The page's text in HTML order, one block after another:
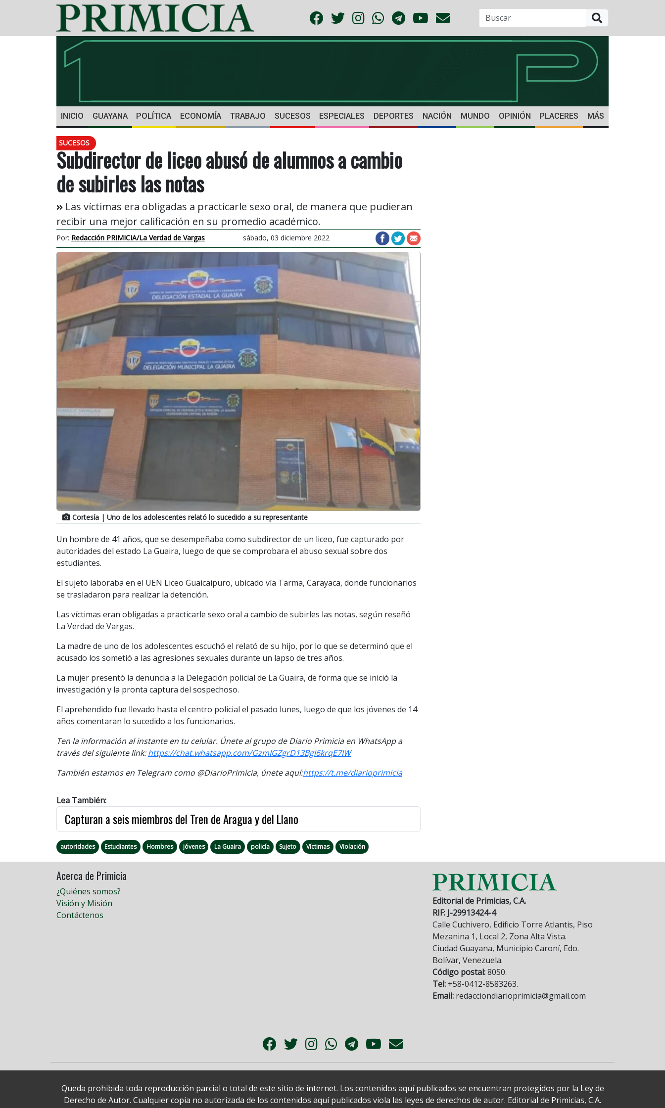
INICIO GUAYANA POLÍTICA ECONOMÍA TRABAJO SUCESOS ESPECIALES DEPORTES NACIÓN MUNDO OPINIÓN PLACERES MÁS
SUCESOS
Subdirector de liceo abusó de alumnos a cambio
de subirles las notas
Las víctimas era obligadas a practicarle sexo oral, de manera que pudieran
recibir una mejor calificación en su promedio académico.
Por: Redacción PRIMICIA/La Verdad de Vargas sábado, 03 diciembre 2022
Cortesía | Uno de los adolescentes relató lo sucedido a su representante
Un hombre de 41 años, que se desempeñaba como subdirector de un liceo, fue capturado por
autoridades del estado La Guaira, luego de que se comprobara el abuso sexual sobre dos
estudiantes.
El sujeto laboraba en el UEN Liceo Guaicaipuro, ubicado vía Tarma, Carayaca, donde funcionarios
se trasladaron para realizar la detención.
Las víctimas eran obligadas a practicarle sexo oral a cambio de subirles las notas, según reseñó
La Verdad de Vargas.
La madre de uno de los adolescentes escuchó el relató de su hijo, por lo que se determinó que el
acusado los sometió a las agresiones sexuales durante un lapso de tres años.
La mujer presentó la denuncia a la Delegación policial de La Guaira, de forma que se inició la
investigación y la pronta captura del sospechoso.
El aprehendido fue llevado hasta el centro policial el pasado lunes, luego de que los jóvenes de 14
años comentaran lo sucedido a los funcionarios.
Ten la información al instante en tu celular. Únete al grupo de Diario Primicia en WhatsApp a
través del siguiente link: https://chat.whatsapp.com/GzmIGZgrD13Bgl6krqE7IW
También estamos en Telegram como @DiarioPrimicia, únete aquí:https://t.me/diarioprimicia
Lea También:
Capturan a seis miembros del Tren de Aragua y del Llano
autoridades Estudiantes Hombres jóvenes La Guaira policía Sujeto Víctimas Violación
Acerca de Primicia
¿Quiénes somos?
Visión y Misión
Contáctenos
Editorial de Primicias, C.A.
RIF: J-29913424-4
Calle Cuchivero, Edificio Torre Atlantis, Piso
Mezanina 1, Local 2, Zona Alta Vista.
Ciudad Guayana, Municipio Caroní, Edo.
Bolívar, Venezuela.
Código postal:8050.
Tel: +58-0412-8583263.
Email: redacciondiarioprimicia@gmail.com
Queda prohibida toda reproducción parcial o total de este sitio de internet. Los contenidos aquí publicados se encuentran protegidos por la Ley de
Derecho de Autor. Cualquier copia no autorizada de los contenidos aquí publicados viola las leyes de derechos de autor. Editorial de Primicias, C.A.